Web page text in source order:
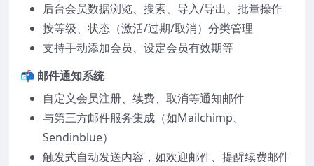
后台会员数据浏览、搜索、导入/导出、批量操作
按等级、状态（激活/过期/取消）分类管理
支持手动添加会员、设定会员有效期等
📬 邮件通知系统
自定义会员注册、续费、取消等通知邮件
与第三方邮件服务集成（如Mailchimp、
Sendinblue）
触发式自动发送内容，如欢迎邮件、提醒续费邮件